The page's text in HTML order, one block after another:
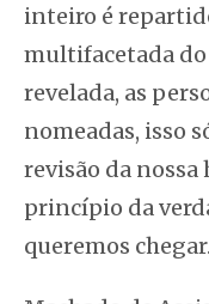
inteiro é
multifacetada
revelada, as
nomeadas, isso
revisão da
princípio da
queremos chegar.